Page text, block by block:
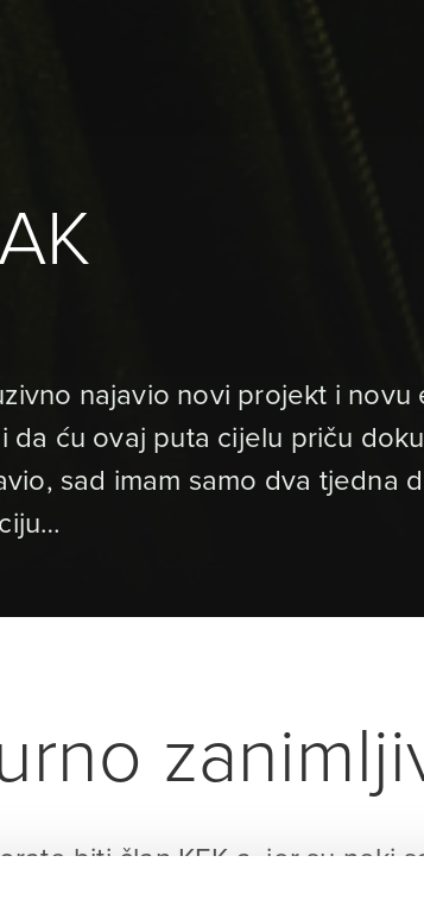
najavio novi projekt i
da ću ovaj puta cijelu priču
sad imam samo dva tjedna
biti član KEK-a, jer su neki